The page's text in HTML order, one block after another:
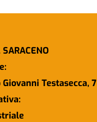
Testasecca, 7